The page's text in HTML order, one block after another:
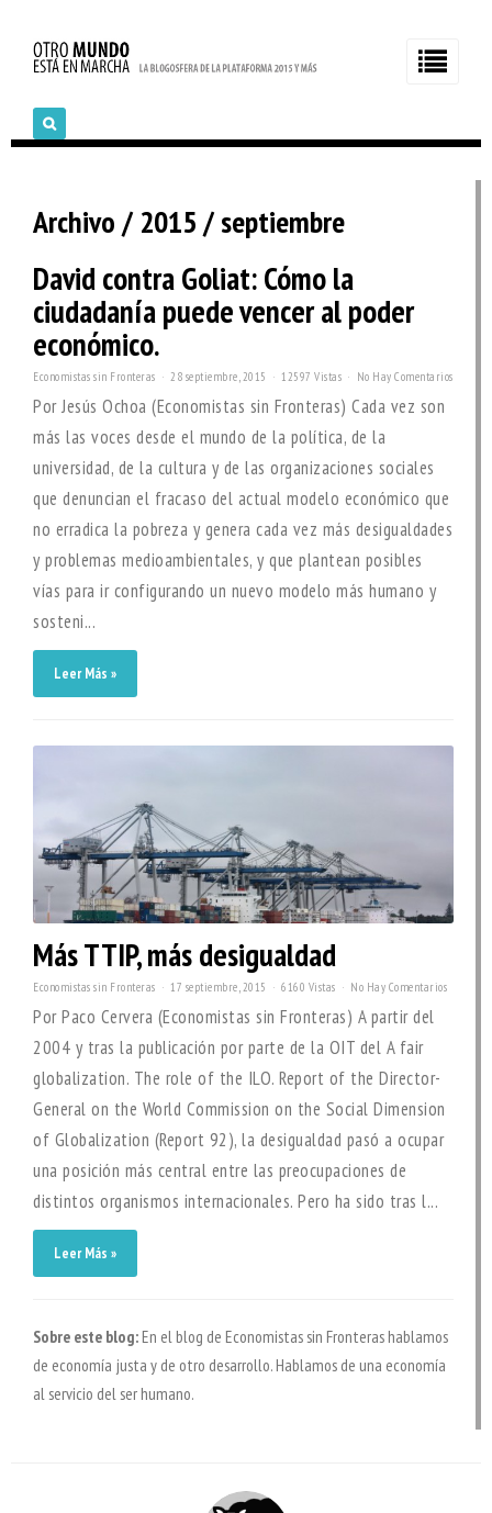
Archivo / 2015 / septiembre
David contra Goliat: Cómo la
ciudadanía puede vencer al poder
económico.
Economistas sin Fronteras 28 septiembre, 2015 12597 Vistas No Hay Comentarios
Por Jesús Ochoa (Economistas sin Fronteras) Cada vez son
más las voces desde el mundo de la política, de la
universidad, de la cultura y de las organizaciones sociales
que denuncian el fracaso del actual modelo económico que
no erradica la pobreza y genera cada vez más desigualdades
y problemas medioambientales, y que plantean posibles
vías para ir configurando un nuevo modelo más humano y
sosteni...
Leer Más »
Más TTIP, más desigualdad
Economistas sin Fronteras 17 septiembre, 2015 6160 Vistas No Hay Comentarios
Por Paco Cervera (Economistas sin Fronteras) A partir del
2004 y tras la publicación por parte de la OIT del A fair
globalization. The role of the ILO. Report of the Director-
General on the World Commission on the Social Dimension
of Globalization (Report 92), la desigualdad pasó a ocupar
una posición más central entre las preocupaciones de
distintos organismos internacionales. Pero ha sido tras l...
Leer Más »
Sobre este blog:En el blog de Economistas sin Fronteras hablamos
de economía justa y de otro desarrollo. Hablamos de una economía
al servicio del ser humano.